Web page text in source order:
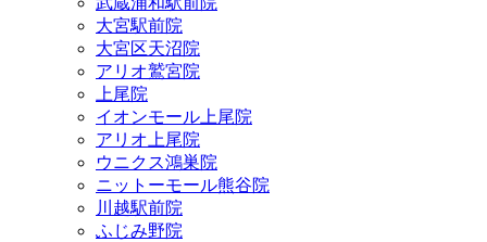
大宮駅前院
大宮区天沼院
アリオ鷲宮院
上尾院
イオンモール上尾院
アリオ上尾院
ウニクス鴻巣院
ニットーモール熊谷院
川越駅前院
ふじみ野院